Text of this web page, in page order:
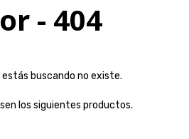
- 404
estás buscando no existe.
los siguientes productos.